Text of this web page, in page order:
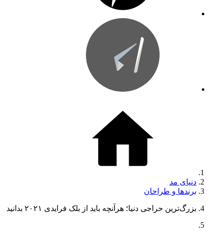
دنیای مد
برندها و طراحان
بزرگ‌ترین حراجی دنیا؛ هرآنچه باید از بلک فرایدی ۲۰۲۱ بدانید